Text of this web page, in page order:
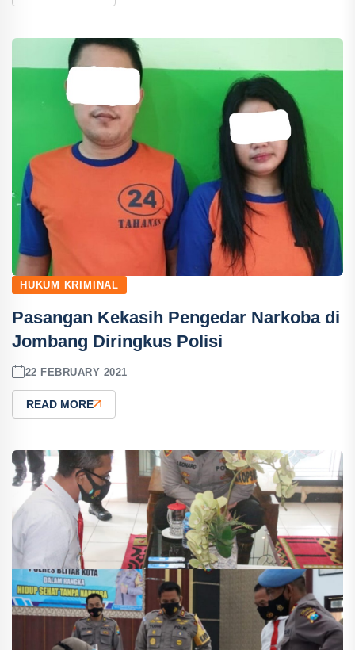
HUKUM KRIMINAL
Pasangan Kekasih Pengedar Narkoba di
Jombang Diringkus Polisi
22 FEBRUARY 2021
READ MORE